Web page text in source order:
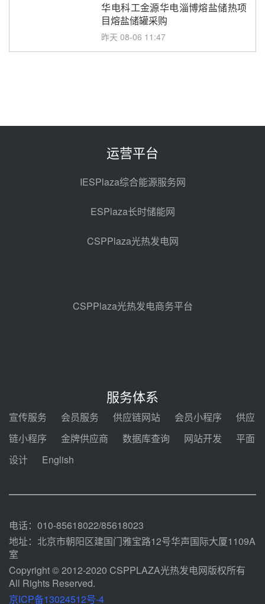
华电科工金源华电淄博熔盐储热项
目熔盐储罐采购
昨天 08-06 11:47
光热示范电站二列蒸汽发生器设备
热发电工程EPC总承包项目熔盐截
昊森机电中标新疆华电天山北麓基
地100MW光热发电工程EPC总承
包项目熔盐介质超声波流量计采购
前天 08-05 17:09
前天 08-05 14:48
2026-2029年熔盐介质框架协议
中能建华中试研院中标重能新疆
100MW光热项目机组调试及性能
规模化助力构建绿色低碳电力供给
运营平台
IESPlaza综合能源服务网
ESPlaza长时储能网
CSPPlaza光热发电网
CSPPlaza光热发电商务平台
服务体系
宣传服务 会员服务 供应链网站 会员小程序
供应
链小程序
金牌供应商 数据库查询 网站开发
平面
设计
English
电话：010-85618022/85618023
地址：北京市朝阳区建国门雅宝路12号华声国际大厦1109A
室
Copyright © 2012-2020 CSPPLAZA光热发电网版权所有
All Rights Reserved.
京ICP备13024512号-4